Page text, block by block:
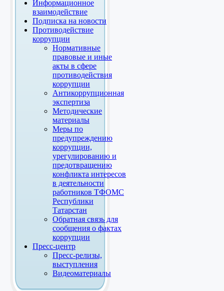
Информационное
взаимодействие
Подписка на новости
Противодействие
коррупции
Нормативные
правовые и иные
акты в сфере
противодействия
коррупции
Антикоррупционная
экспертиза
Методические
материалы
Меры по
предупреждению
коррупции,
урегулированию и
предотвращению
конфликта интересов
в деятельности
работников ТФОМС
Республики
Татарстан
Обратная связь для
сообщения о фактах
коррупции
Пресс-центр
Пресс-релизы,
выступления
Видеоматериалы